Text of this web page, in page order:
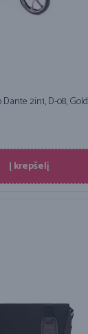
2in1, D-08, Gold
Į krepšelį